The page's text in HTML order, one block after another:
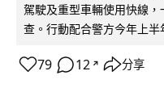
駕駛及重型車輛使用快線
查。行動配合警方今年上半
79 12 ↗ 分享